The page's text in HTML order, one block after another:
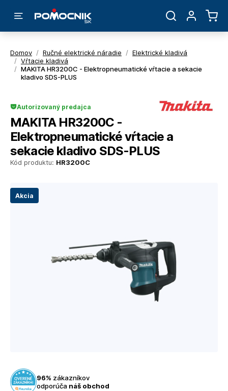
Domov / Ručné elektrické náradie / Elektrické kladivá
/ Vŕtacie kladivá
/ MAKITA HR3200C - Elektropneumatické vŕtacie a sekacie
kladivo SDS-PLUS
Akcia
Kód produktu: HR3200C
Autorizovaný predajca
MAKITA HR3200C -
Elektropneumatické vŕtacie a
sekacie kladivo SDS-PLUS
96% zákazníkov
odporúča náš obchod